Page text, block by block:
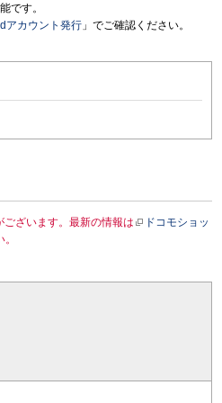
です。
dアカウント発行 」でご確認ください。
ざいます。最新の情報は
ドコモショッ